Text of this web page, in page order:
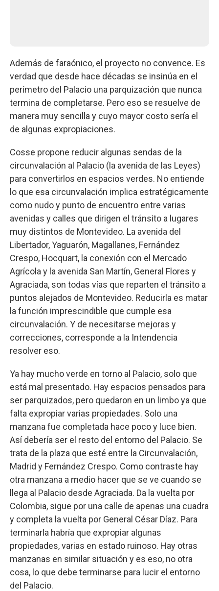
Además de faraónico, el proyecto no convence. Es
verdad que desde hace décadas se insinúa en el
perímetro del Palacio una parquización que nunca
termina de completarse. Pero eso se resuelve de
manera muy sencilla y cuyo mayor costo sería el
de algunas expropiaciones.
Cosse propone reducir algunas sendas de la
circunvalación al Palacio (la avenida de las Leyes)
para convertirlos en espacios verdes. No entiende
lo que esa circunvalación implica estratégicamente
como nudo y punto de encuentro entre varias
avenidas y calles que dirigen el tránsito a lugares
muy distintos de Montevideo. La avenida del
Libertador, Yaguarón, Magallanes, Fernández
Crespo, Hocquart, la conexión con el Mercado
Agrícola y la avenida San Martín, General Flores y
Agraciada, son todas vías que reparten el tránsito a
puntos alejados de Montevideo. Reducirla es matar
la función imprescindible que cumple esa
circunvalación. Y de necesitarse mejoras y
correcciones, corresponde a la Intendencia
resolver eso.
Ya hay mucho verde en torno al Palacio, solo que
está mal presentado. Hay espacios pensados para
ser parquizados, pero quedaron en un limbo ya que
falta expropiar varias propiedades. Solo una
manzana fue completada hace poco y luce bien.
Así debería ser el resto del entorno del Palacio. Se
trata de la plaza que esté entre la Circunvalación,
Madrid y Fernández Crespo. Como contraste hay
otra manzana a medio hacer que se ve cuando se
llega al Palacio desde Agraciada. Da la vuelta por
Colombia, sigue por una calle de apenas una cuadra
y completa la vuelta por General César Díaz. Para
terminarla habría que expropiar algunas
propiedades, varias en estado ruinoso. Hay otras
manzanas en similar situación y es eso, no otra
cosa, lo que debe terminarse para lucir el entorno
del Palacio.